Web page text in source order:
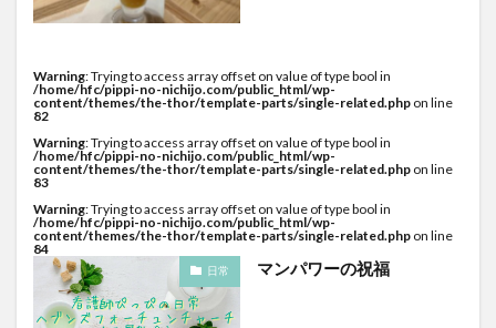
Warning: Trying to access array offset on value of type bool in
/home/hfc/pippi-no-nichijo.com/public_html/wp-
content/themes/the-thor/template-parts/single-related.php on line
82
Warning: Trying to access array offset on value of type bool in
/home/hfc/pippi-no-nichijo.com/public_html/wp-
content/themes/the-thor/template-parts/single-related.php on line
83
Warning: Trying to access array offset on value of type bool in
/home/hfc/pippi-no-nichijo.com/public_html/wp-
content/themes/the-thor/template-parts/single-related.php on line
84
日常 マンパワーの祝福